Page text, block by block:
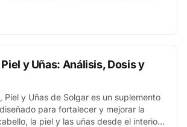
contribuyendo al funcionamiento
y Uñas: Análisis, Dosis y
Piel y Uñas de Solgar es un suplemento
para fortalecer y mejorar la
la piel y las uñas desde el interior.